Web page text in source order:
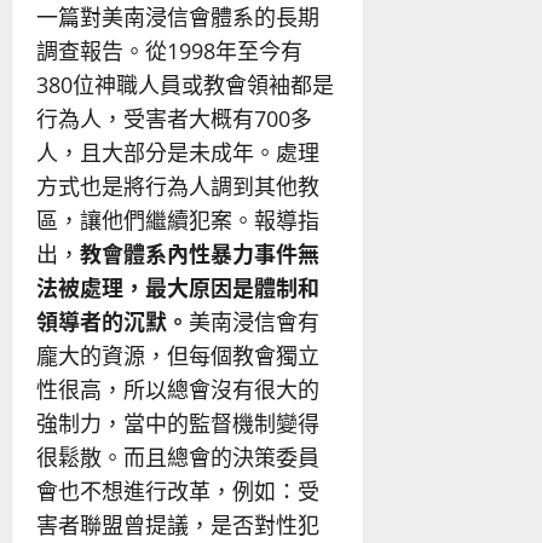
一篇對美南浸信會體系的長期
調查報告。從1998年至今有
380位神職人員或教會領袖都是
行為人，受害者大概有700多
人，且大部分是未成年。處理
方式也是將行為人調到其他教
區，讓他們繼續犯案。報導指
出， 教會體系內性暴力事件無
法被處理，最大原因是體制和
領導者的沉默。 美南浸信會有
龐大的資源，但每個教會獨立
性很高，所以總會沒有很大的
強制力，當中的監督機制變得
很鬆散。而且總會的決策委員
會也不想進行改革，例如：受
害者聯盟曾提議，是否對性犯